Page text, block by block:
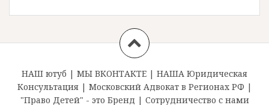
НАШ ютуб | МЫ ВКОНТАКТЕ | НАША Юридическая
Консультация| Московский Адвокат в Регионах РФ |
"Право Детей" - это Бренд | Сотрудничество с нами